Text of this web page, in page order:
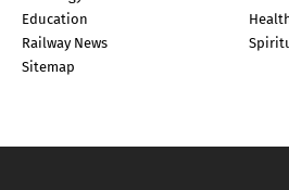
Education
Railway News
Sitemap